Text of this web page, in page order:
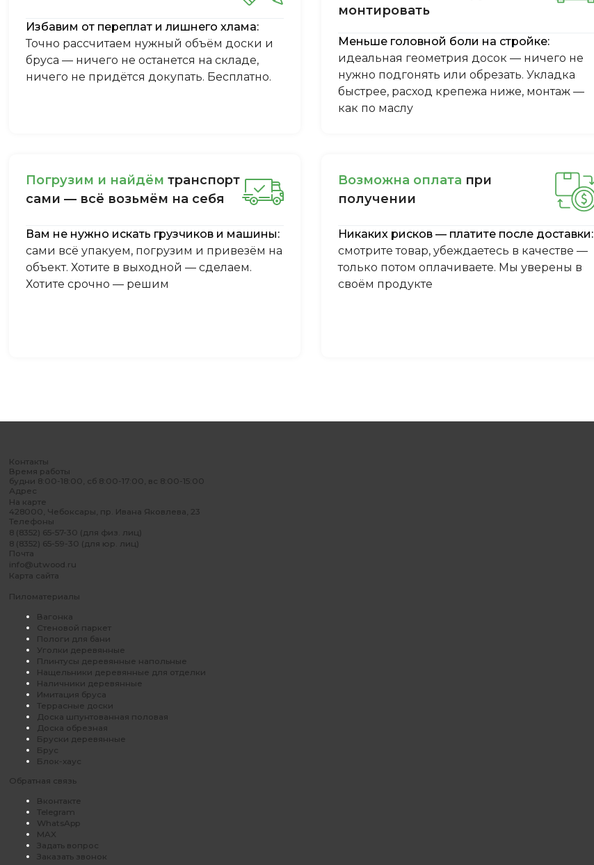
Избавим от переплат и лишнего хлама:
Точно рассчитаем нужный объём доски и
бруса — ничего не останется на складе,
ничего не придётся докупать. Бесплатно.
монтировать
Меньше головной боли на стройке:
идеальная геометрия досок — ничего не
нужно подгонять или обрезать. Укладка
быстрее, расход крепежа ниже, монтаж —
как по маслу
Пoгpузим и нaйдём тpaнcпopт
caми — вcё вoзьмём нa ceбя
Вам не нужно искать грузчиков и машины:
сами всё упакуем, погрузим и привезём на
объект. Хотите в выходной — сделаем.
Хотите срочно — решим
Boзмoжнa oплaтa пpи
пoлучeнии
Никаких рисков — платите после доставки:
смотрите товар, убеждаетесь в качестве —
только потом оплачиваете. Мы уверены в
своём продукте
Контакты
Время работы
будни 8:00-18:00, сб 8:00-17:00, вс 8:00-15:00
Адрес
На карте
428000, Чебоксары, пр. Ивана Яковлева, 23
Телефоны
8 (8352) 65-57-30 (для физ. лиц)
8 (8352) 65-59-30 (для юр. лиц)
Почта
info@utwood.ru
Карта сайта
Пиломатериалы
Вагонка
Стеновой паркет
Пологи для бани
Уголки деревянные
Плинтусы деревянные напольные
Нащельники деревянные для отделки
Наличники деревянные
Имитация бруса
Террасные доски
Доска шпунтованная половая
Доска обрезная
Бруски деревянные
Брус
Блок-хаус
Обратная связь
Вконтакте
Telegram
WhatsApp
MAX
Задать вопрос
Заказать звонок